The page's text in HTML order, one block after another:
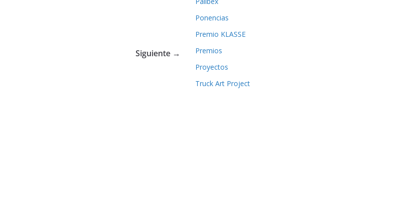
Siguiente →
Ponencias
Premio KLASSE
Premios
Proyectos
Truck Art Project